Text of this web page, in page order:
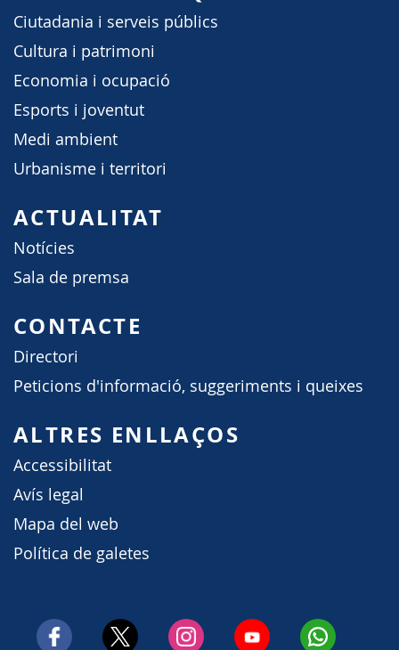
Ciutadania i serveis públics
Cultura i patrimoni
Economia i ocupació
Esports i joventut
Medi ambient
Urbanisme i territori
ACTUALITAT
Notícies
Sala de premsa
CONTACTE
Directori
Peticions d'informació, suggeriments i queixes
ALTRES ENLLAÇOS
Accessibilitat
Avís legal
Mapa del web
Política de galetes